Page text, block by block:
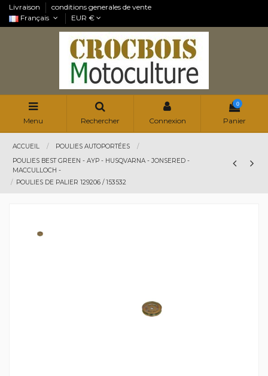
Livraison
conditions generales de vente
Français
EUR €
Menu Rechercher Connexion
0
Panier
ACCUEIL
POULIES AUTOPORTÉES
POULIES BEST GREEN - AYP - HUSQVARNA - JONSERED -
MACCULLOCH -
POULIES DE PALIER 129206 / 153532